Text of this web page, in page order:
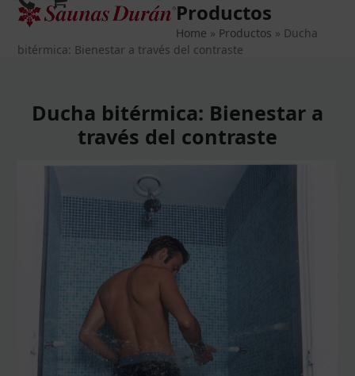
Skip
Open
Close
Productos
Home » Productos » Ducha
bitérmica: Bienestar a través del contraste
Ducha bitérmica: Bienestar a
través del contraste